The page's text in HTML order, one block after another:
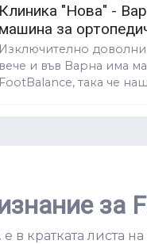
Клиника "Нова" -
машина за
Изключително
вече и във Варна има
FootBalance, така че
за
в кратката листа